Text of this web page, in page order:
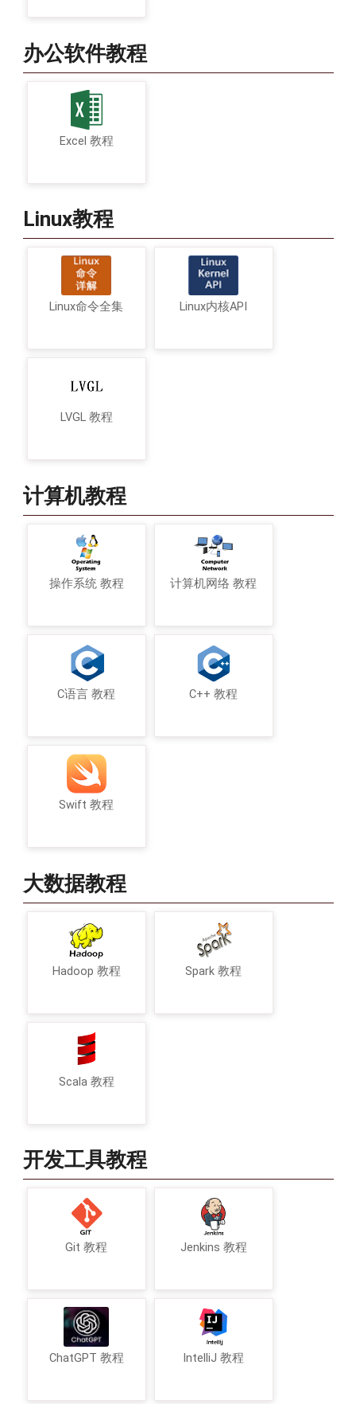
办公软件教程
Excel 教程
Linux教程
Linux命令全集 Linux内核API
LVGL 教程
计算机教程
操作系统 教程 计算机网络 教程
C语言 教程 C++ 教程
Swift 教程
大数据教程
Hadoop 教程 Spark 教程
Scala 教程
开发工具教程
Git 教程 Jenkins 教程
ChatGPT 教程 IntelliJ 教程